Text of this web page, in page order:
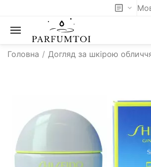
Головна / Догляд за шкірою